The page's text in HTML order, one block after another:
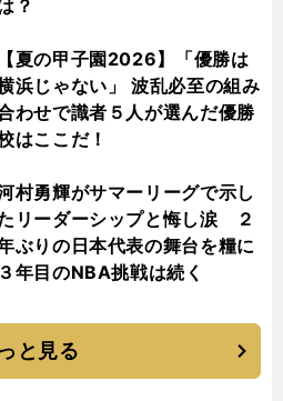
？
【夏の甲子園2026】「優勝は
浜じゃない」 波乱必至の組み
わせで識者５人が選んだ優勝
はここだ！
村勇輝がサマーリーグで示し
リーダーシップと悔し涙 ２
ぶりの日本代表の舞台を糧に
３年目のNBA挑戦は続く
と見る